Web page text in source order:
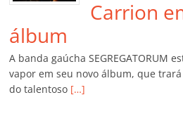
Carrion
álbum
A banda gaúcha SEGREGATORUM
vapor em seu novo álbum, que
do talentoso […]